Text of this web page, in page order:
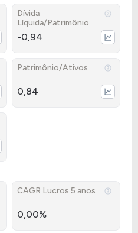
Dívida
Líquida/Patrimônio
-0,94
Patrimônio/Ativos
0,84
CAGR Lucros 5 anos
0,00%